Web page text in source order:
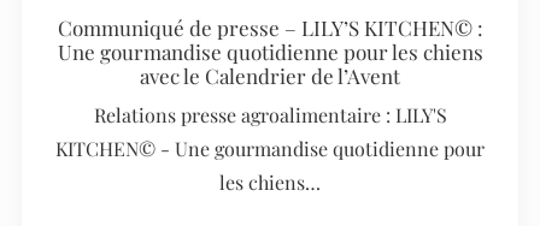
Communiqué de presse – LILY’S KITCHEN© :
Une gourmandise quotidienne pour les chiens
avec le Calendrier de l’Avent
Relations presse agroalimentaire : LILY'S
KITCHEN© - Une gourmandise quotidienne pour
les chiens…